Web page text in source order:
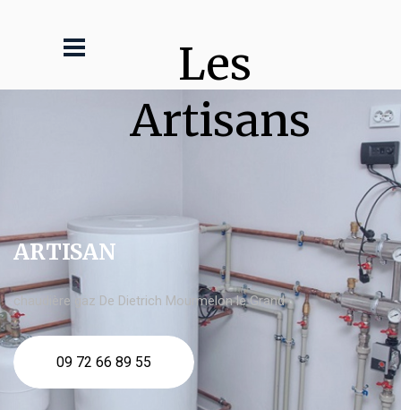
Les
Artisans
ARTISAN
chaudière gaz De Dietrich Mourmelon le Grand
09 72 66 89 55